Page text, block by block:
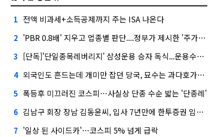
1 전액 비과세+소득공제까지 주는 ISA 나온다
2 'PBR 0.8배' 지우고 업종별 판단....정부가 제시한 '주가 누르기' 방지법
3 [단독]'단일종목레버리지' 삼성운용 승자 독식...운용수익 미래에셋의 6배
4 외국인도 흔드는데 개미만 잡던 당국, 묘수는 과다호가부담금?
5 폭등후 미끄러진 코스피…사실상 단종 수순 밟는 '단종레'
6 김남구 회장 장남 김동윤씨, 입사 7년만에 한투증권 임원 승진
7 '일상 된 사이드카'…코스피 5% 넘게 급락